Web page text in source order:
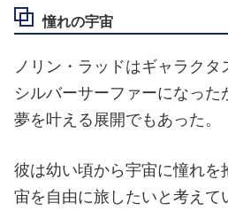
憧れの宇宙
ノリン・ラッドはギャラク
シルバーサーファーになっ
夢を叶える展開でもあった。
彼は幼い頃から宇宙に憧れを
宙を自由に旅したいと考えて